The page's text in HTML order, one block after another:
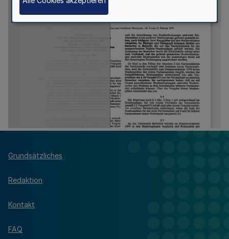
Grundsätzliches
Redaktion
Kontakt
FAQ